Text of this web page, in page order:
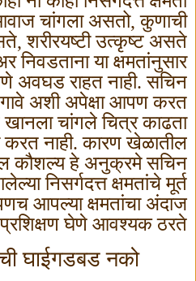
चांगला असतो,कुणाची
,शरीरयष्टी उत्कृष्ट असते
निवडताना या क्षमतांनुसार
अवघड राहत नाही. सचिन
अशी अपेक्षा आपण करत
खानला चांगले चित्र काढता
नाही. कारण खेळातील
कौशल्य हे अनुक्रमे सचिन
निसर्गदत्त क्षमतांचे मूर्त
आपल्या क्षमतांचा अंदाज
घेणे आवश्यक ठरते.
घाईगडबड नको